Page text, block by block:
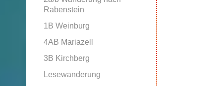
Rabenstein
1B Weinburg
4AB Mariazell
3B Kirchberg
Lesewanderung